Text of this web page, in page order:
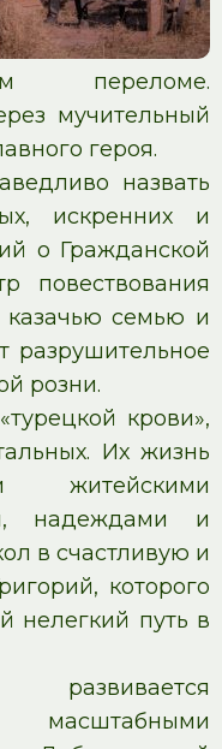
переломе.
мучительный
героя.
назвать
искренних и
о Гражданской
повествования
казачью семью и
разрушительное
розни.
крови»,
Их жизнь
житейскими
надеждами и
в счастливую и
которого
нелегкий путь в
развивается